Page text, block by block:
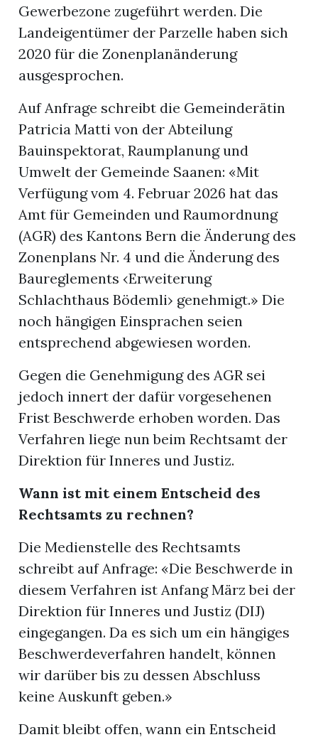
Gewerbezone zugeführt werden. Die
Landeigentümer der Parzelle haben sich
2020 für die Zonenplanänderung
ausgesprochen.
Auf Anfrage schreibt die Gemeinderätin
Patricia Matti von der Abteilung
Bauinspektorat, Raumplanung und
Umwelt der Gemeinde Saanen: «Mit
Verfügung vom 4. Februar 2026 hat das
Amt für Gemeinden und Raumordnung
(AGR) des Kantons Bern die Änderung des
Zonenplans Nr. 4 und die Änderung des
Baureglements ‹Erweiterung
Schlachthaus Bödemli› genehmigt.» Die
noch hängigen Einsprachen seien
entsprechend abgewiesen worden.
Gegen die Genehmigung des AGR sei
jedoch innert der dafür vorgesehenen
Frist Beschwerde erhoben worden. Das
Verfahren liege nun beim Rechtsamt der
Direktion für Inneres und Justiz.
Wann ist mit einem Entscheid des
Rechtsamts zu rechnen?
Die Medienstelle des Rechtsamts
schreibt auf Anfrage: «Die Beschwerde in
diesem Verfahren ist Anfang März bei der
Direktion für Inneres und Justiz (DIJ)
eingegangen. Da es sich um ein hängiges
Beschwerdeverfahren handelt, können
wir darüber bis zu dessen Abschluss
keine Auskunft geben.»
Damit bleibt offen, wann ein Entscheid